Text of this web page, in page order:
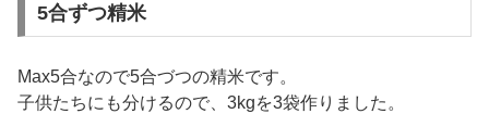
5合ずつ精米
Max5合なので5合づつの精米です。
子供たちにも分けるので、3kgを3袋作りました。